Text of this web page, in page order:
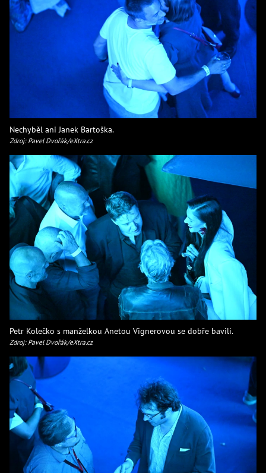
Nechyběl ani Janek Bartoška.
Zdroj: Pavel Dvořák/eXtra.cz
Petr Kolečko s manželkou Anetou Vignerovou se dobře bavili.
Zdroj: Pavel Dvořák/eXtra.cz